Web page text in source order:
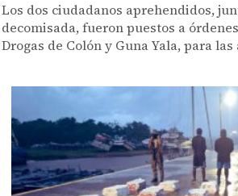
Los dos ciudadanos aprehendidos,
decomisada, fueron puestos a
Drogas de Colón y Guna Yala, para